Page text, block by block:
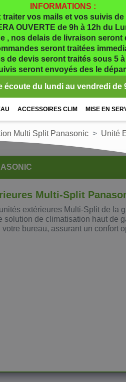
INFORMATIONS :
traiter vos mails et vos suivis
OUVERTE de 9h à 12h du
, nos delais de livraison seront
seront traitées
de devis seront traités sous 5
seront envoyés des le
écoute du lundi au vendredi de
ACCESSOIRES CLIM MISE EN
Multi Split Panasonic
Unité
Multi-Split
extérieures Multi-Split de la
solution de climatisation haut de
bureau, assurant un confort